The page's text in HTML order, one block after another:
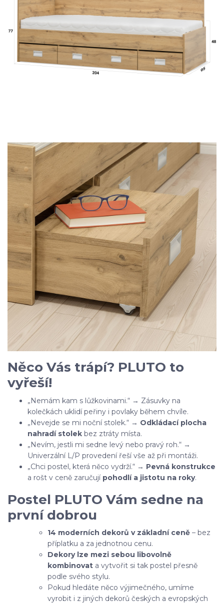
Něco Vás trápí? PLUTO to
vyřeší!
„Nemám kam s lůžkovinami.“ → Zásuvky na
kolečkách uklidí peřiny i povlaky během chvíle.
„Nevejde se mi noční stolek.“ → Odkládací plocha
nahradí stolek bez ztráty místa.
„Nevím, jestli mi sedne levý nebo pravý roh.“ →
Univerzální L/P provedení řeší vše až při montáži.
„Chci postel, která něco vydrží.“ → Pevná konstrukce
a rošt v ceně zaručují pohodlí a jistotu na roky.
Postel PLUTO Vám sedne na
první dobrou
14 moderních dekorů v základní ceně – bez
příplatku a za jednotnou cenu.
Dekory lze mezi sebou libovolně
kombinovat a vytvořit si tak postel přesně
podle svého stylu.
Pokud hledáte něco výjimečného, umíme
vyrobit i z jiných dekorů českých a evropských